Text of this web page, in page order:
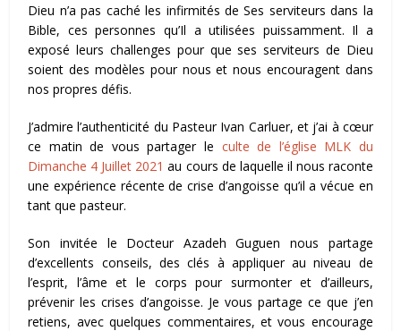
Dieu n’a pas caché les infirmités de Ses serviteurs dans la
Bible, ces personnes qu’Il a utilisées puissamment. Il a
exposé leurs challenges pour que ses serviteurs de Dieu
soient des modèles pour nous et nous encouragent dans
nos propres défis.
J’admire l’authenticité du Pasteur Ivan Carluer, et j’ai à cœur
ce matin de vous partager le culte de l’église MLK du
Dimanche 4 Juillet 2021 au cours de laquelle il nous raconte
une expérience récente de crise d’angoisse qu’il a vécue en
tant que pasteur.
Son invitée le Docteur Azadeh Guguen nous partage
d’excellents conseils, des clés à appliquer au niveau de
l’esprit, l’âme et le corps pour surmonter et d’ailleurs,
prévenir les crises d’angoisse. Je vous partage ce que j’en
retiens, avec quelques commentaires, et vous encourage